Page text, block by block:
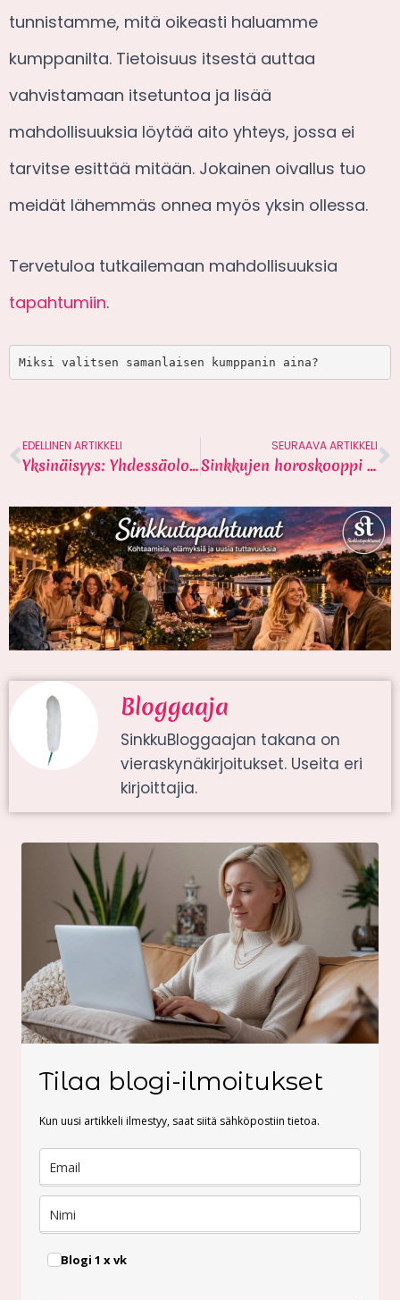
tunnistamme, mitä oikeasti haluamme
kumppanilta. Tietoisuus itsestä auttaa
vahvistamaan itsetuntoa ja lisää
mahdollisuuksia löytää aito yhteys, jossa ei
tarvitse esittää mitään. Jokainen oivallus tuo
meidät lähemmäs onnea myös yksin ollessa.
Tervetuloa tutkailemaan mahdollisuuksia
tapahtumiin.
Miksi valitsen samanlaisen kumppanin aina?
EDELLINEN ARTIKKELI
Yksinäisyys: Yhdessäolo parantaa elämänlaatua
SEURAAVA ARTIKKELI
Sinkkujen horoskooppi vuodelle 2025
Bloggaaja
SinkkuBloggaajan takana on
vieraskynäkirjoitukset. Useita eri
kirjoittajia.
Tilaa blogi-ilmoitukset
Kun uusi artikkeli ilmestyy, saat siitä sähköpostiin tietoa.
Blogi 1 x vk